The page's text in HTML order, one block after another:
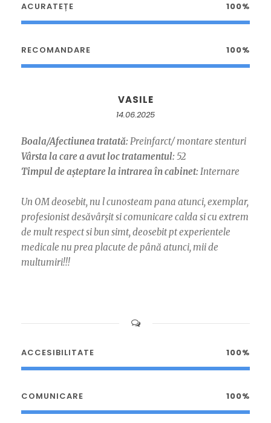
ACURATEȚE 100%
RECOMANDARE 100%
VASILE
14.06.2025
Boala/Afectiunea tratată: Preinfarct/ montare stenturi
Vârsta la care a avut loc tratamentul: 52
Timpul de așteptare la intrarea în cabinet: Internare
Un OM deosebit, nu l cunosteam pana atunci, exemplar,
profesionist desăvârșit si comunicare calda si cu extrem
de mult respect si bun simt, deosebit pt experientele
medicale nu prea placute de până atunci, mii de
multumiri!!!
ACCESIBILITATE 100%
COMUNICARE 100%